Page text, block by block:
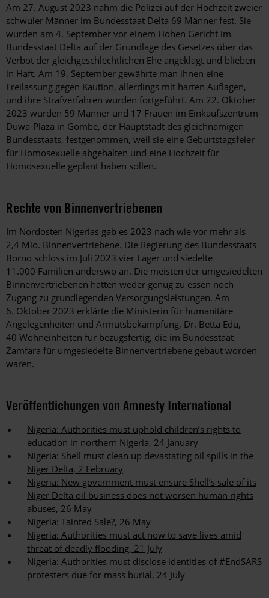
Am 27. August 2023 nahm die Polizei auf der Hochzeit zweier
schwuler Männer im Bundesstaat Delta 69 Männer fest. Sie
wurden am 4. September vor einem Hohen Gericht im
Bundesstaat Delta auf der Grundlage des Gesetzes über das
Verbot der gleichgeschlechtlichen Ehe angeklagt und blieben
in Haft. Am 19. September gewährte man ihnen eine
Freilassung gegen Kaution, allerdings mit harten Auflagen,
und ihre Strafverfahren wurden fortgeführt. Am 22. Oktober
2023 wurden 59 Männer und 17 Frauen im Einkaufszentrum
Duwa-Plaza in Gombe, der Hauptstadt des gleichnamigen
Bundesstaats, festgenommen, weil sie eine Geburtstagsfeier
für Homosexuelle abgehalten und eine Hochzeit für
Homosexuelle geplant haben sollen.
Rechte von Binnenvertriebenen
Im Nordosten Nigerias gab es 2023 nach wie vor mehr als
2,4 Mio. Binnenvertriebene. Die Regierung des Bundesstaats
Borno schloss im Juli 2023 vier Lager und siedelte
11.000 Familien anderswo an. Die meisten der umgesiedelten
Binnenvertriebenen hatten weder genug zu essen noch
Zugang zu grundlegenden Versorgungsleistungen. Am
6. Oktober 2023 erklärte die Ministerin für humanitäre
Angelegenheiten und Armutsbekämpfung, Dr. Betta Edu,
40 Wohneinheiten für bezugsfertig, die im Bundesstaat
Zamfara für umgesiedelte Binnenvertriebene gebaut worden
waren.
Veröffentlichungen von Amnesty International
Nigeria: Authorities must uphold children’s rights to
education in northern Nigeria, 24 January
Nigeria: Shell must clean up devastating oil spills in the
Niger Delta, 2 February
Nigeria: New government must ensure Shell’s sale of its
Niger Delta oil business does not worsen human rights
abuses, 26 May
Nigeria: Tainted Sale?, 26 May
Nigeria: Authorities must act now to save lives amid
threat of deadly flooding, 21 July
Nigeria: Authorities must disclose identities of #EndSARS
protesters due for mass burial, 24 July